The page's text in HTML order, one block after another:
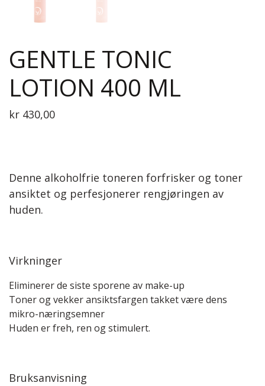
GENTLE TONIC
LOTION 400 ML
kr 430,00
Denne alkoholfrie toneren forfrisker og toner
ansiktet og perfesjonerer rengjøringen av
huden.
Virkninger
Eliminerer de siste sporene av make-up
Toner og vekker ansiktsfargen takket være dens
mikro-næringsemner
Huden er freh, ren og stimulert.
Bruksanvisning